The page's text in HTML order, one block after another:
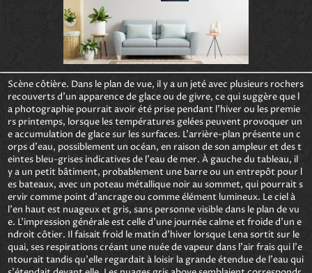
Scène côtière. Dans le plan de vue, il y a un jeté avec plusieurs rochers
recouverts d'un apparence de glace ou de givre, ce qui suggère que l
a photographie pourrait avoir été prise pendant l'hiver ou les premie
rs printemps, lorsque les températures gelées peuvent provoquer un
e accumulation de glace sur les surfaces. L'arrière-plan présente un c
orps d'eau, possiblement un océan, en raison de son ampleur et des t
eintes bleu-grises indicatives de l'eau de mer. À gauche du tableau, il
y a un petit bâtiment, probablement une barre ou un entrepôt pour l
es bateaux, avec un poteau métallique noir au sommet, qui pourrait s
ervir comme point d'ancrage ou comme élément lumineux. Le ciel à
l'en haut est nuageux et gris, sans personne visible dans le plan de vu
e. L'impression générale est celle d'une journée calme et froide d'un e
ndroit côtier. Il faisait froid le matin d'hiver lorsque Lena sortit sur le
quai, ses respirations créant une nuée de vapeur dans l'air frais qui l'e
ntourait tandis qu'elle regardait à loisir la grande étendue de l'eau qui